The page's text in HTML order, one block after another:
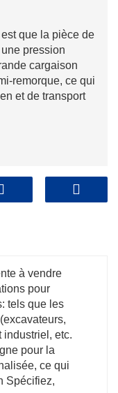
que la pièce de
pression
cargaison
remorque, ce qui
et de transport
à vendre
pour
tels que les
industriel, etc.
pour la
ce qui
Spécifiez,